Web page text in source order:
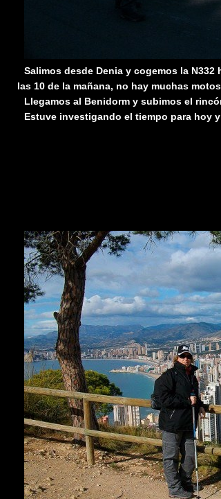
Salimos desde Denia y cogemos la
las 10 de la mañana, no hay muchas
Llegamos al Benidorm y subimos el
Estuve investigando el tiempo para hoy